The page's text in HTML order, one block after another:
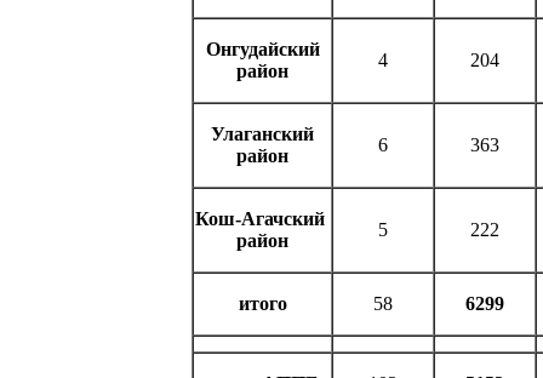
Онгудайский
район
4 204
Улаганский
район
6 363
Кош-Агачский
район
5 222
итого 58 6299